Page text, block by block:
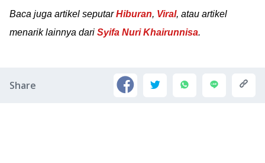
Baca juga artikel seputarHiburan, Viral, atau artikel
menarik lainnya dari Syifa Nuri Khairunnisa.
Share